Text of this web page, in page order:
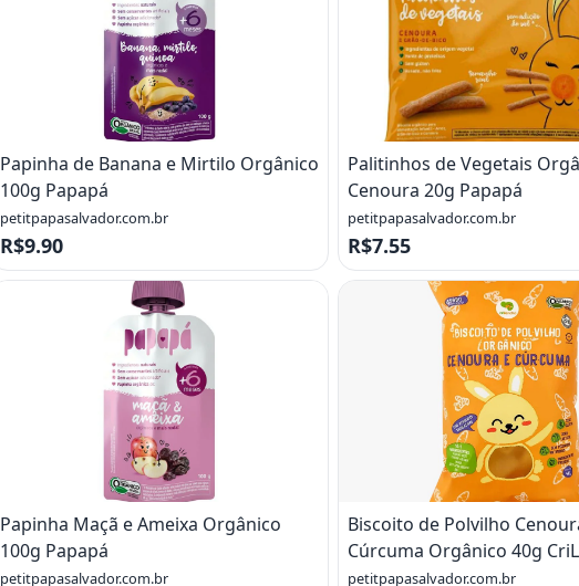
Papinha de Banana e Mirtilo Orgânico
100g Papapá
petitpapasalvador.com.br
R$9.90
Palitinhos de Vegetais
Cenoura 20g Papapá
petitpapasalvador.com.br
R$7.55
Papinha Maçã e Ameixa Orgânico
100g Papapá
petitpapasalvador.com.br
Biscoito de Polvilho
Cúrcuma Orgânico 40g
petitpapasalvador.com.br